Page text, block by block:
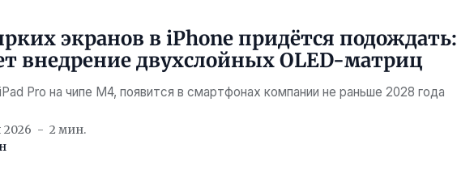
экранов в iPhone придётся подождать:
внедрение двухслойных OLED-матриц
Pro на чипе M4, появится в смартфонах компании не раньше 2028 года
2 мин.